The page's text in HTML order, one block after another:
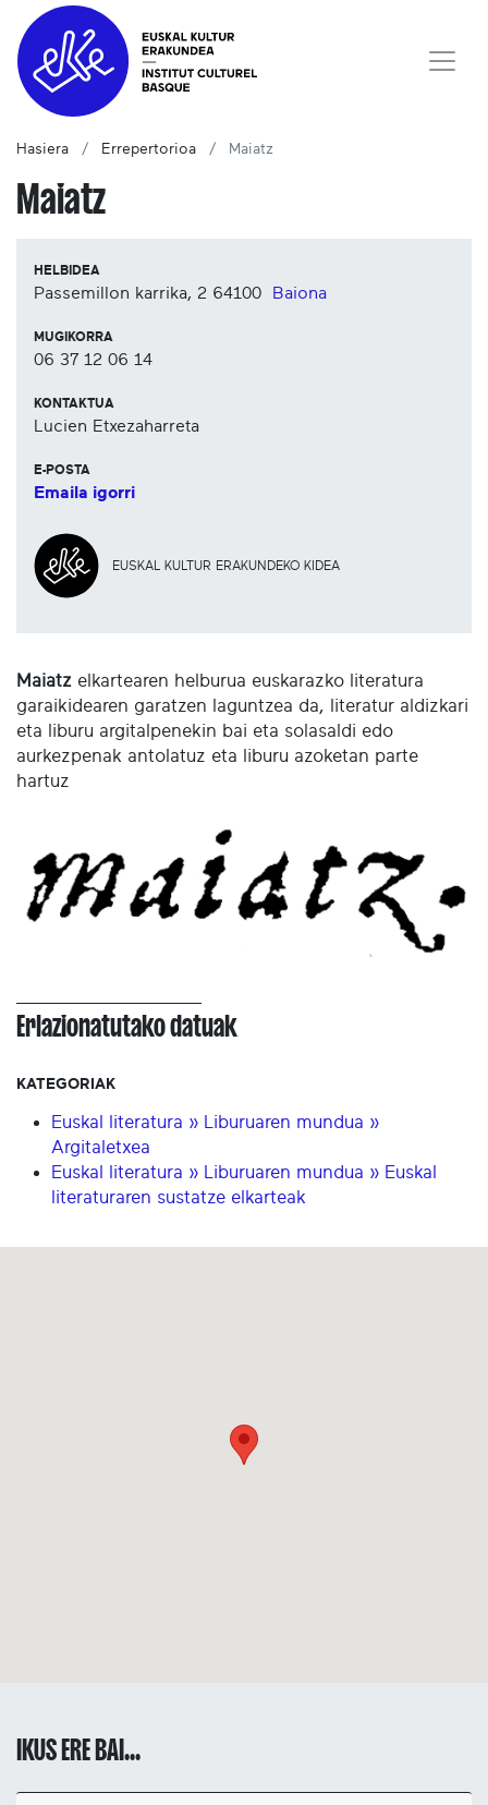
Hasiera Errepertorioa Maiatz
Maiatz
HELBIDEA
Passemillon karrika, 2 64100 Baiona
MUGIKORRA
06 37 12 06 14
KONTAKTUA
Lucien Etxezaharreta
E-POSTA
Emaila igorri
EUSKAL KULTUR ERAKUNDEKO KIDEA
Maiatz elkartearen helburua euskarazko literatura
garaikidearen garatzen laguntzea da, literatur aldizkari
eta liburu argitalpenekin bai eta solasaldi edo
aurkezpenak antolatuz eta liburu azoketan parte
hartuz
Erlazionatutako datuak
KATEGORIAK
Euskal literatura » Liburuaren mundua »
Argitaletxea
Euskal literatura » Liburuaren mundua » Euskal
literaturaren sustatze elkarteak
IKUS ERE BAI...